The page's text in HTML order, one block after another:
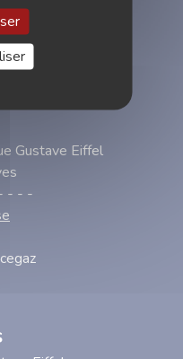
Gustave Eiffel
- - -